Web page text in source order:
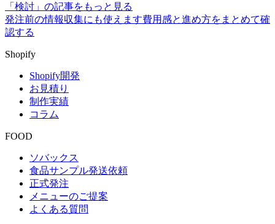
「検討」の記事をもっと見る
発注前の情報収集にも使えます費用感と進め方をまとめて確
認する
Shopify
Shopify開発
お見積り
制作実績
コラム
FOOD
ソバックス
食品サンプル発送依頼
正式発注
メニューのご提案
よくある質問